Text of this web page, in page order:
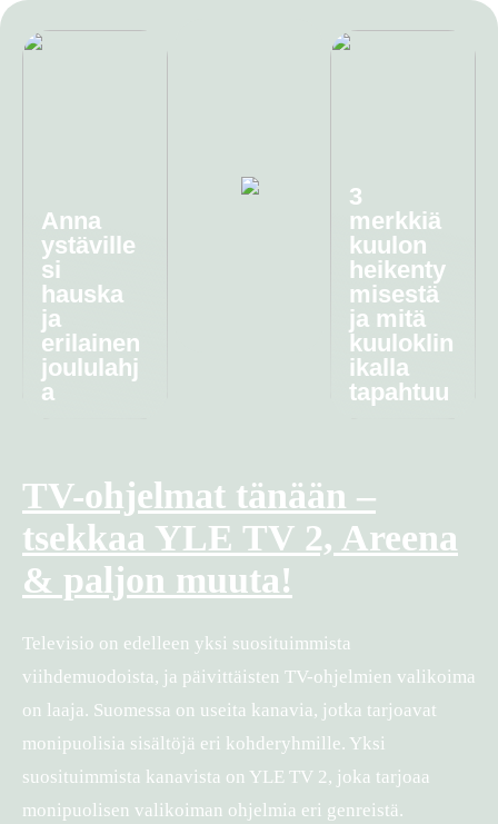
Anna
ystäville
si
hauska
ja
erilainen
joululahj
a
3
merkkiä
kuulon
heikenty
misestä
ja mitä
kuuloklin
ikalla
tapahtuu
TV-ohjelmat tänään –
tsekkaa YLE TV 2, Areena
& paljon muuta!
Televisio on edelleen yksi suosituimmista
viihdemuodoista, ja päivittäisten TV-ohjelmien valikoima
on laaja. Suomessa on useita kanavia, jotka tarjoavat
monipuolisia sisältöjä eri kohderyhmille. Yksi
suosituimmista kanavista on YLE TV 2, joka tarjoaa
monipuolisen valikoiman ohjelmia eri genreistä.